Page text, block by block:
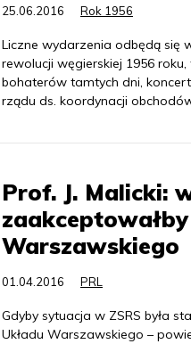
25.06.2016 Rok 1956
Liczne wydarzenia odbędą się
rewolucji węgierskiej 1956
bohaterów tamtych dni,
rządu ds. koordynacji
Prof. J. Malicki:
Warszawskiego
01.04.2016 PRL
Gdyby sytuacja w ZSRS była
Układu Warszawskiego –